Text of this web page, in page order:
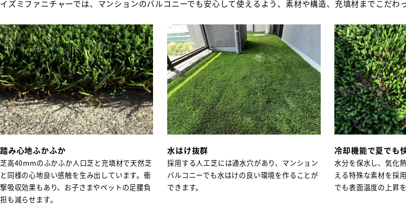
イズミファニチャーでは、マンションのバルコニーでも安心して使えるよう、素材や構造、充填材までこだわ
踏み心地ふかふか
芝高40mmのふかふか人口芝と充填材で天然芝
と同様の心地良い感触を生み出しています。衝
撃吸収効果もあり、お子さまやペットの足腰負
担も減らせます。
水はけ抜群
採用する人工芝には通水穴があり、マンション
バルコニーでも水はけの良い環境を作ることが
できます。
冷却機能で夏でも
水分を保水し、気化
える特殊な素材を採
でも表面温度の上昇を